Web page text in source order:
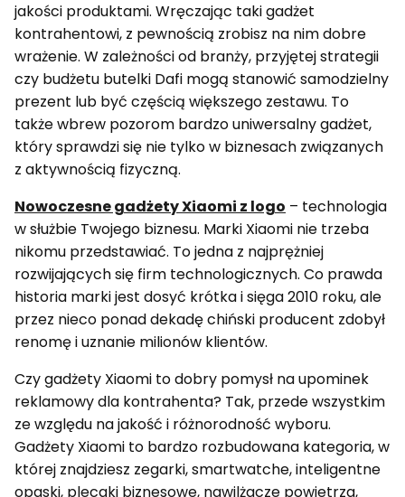
jakości produktami. Wręczając taki gadżet
kontrahentowi, z pewnością zrobisz na nim dobre
wrażenie. W zależności od branży, przyjętej strategii
czy budżetu butelki Dafi mogą stanowić samodzielny
prezent lub być częścią większego zestawu. To
także wbrew pozorom bardzo uniwersalny gadżet,
który sprawdzi się nie tylko w biznesach związanych
z aktywnością fizyczną.
Nowoczesne gadżety Xiaomi z logo – technologia
w służbie Twojego biznesu. Marki Xiaomi nie trzeba
nikomu przedstawiać. To jedna z najprężniej
rozwijających się firm technologicznych. Co prawda
historia marki jest dosyć krótka i sięga 2010 roku, ale
przez nieco ponad dekadę chiński producent zdobył
renomę i uznanie milionów klientów.
Czy gadżety Xiaomi to dobry pomysł na upominek
reklamowy dla kontrahenta? Tak, przede wszystkim
ze względu na jakość i różnorodność wyboru.
Gadżety Xiaomi to bardzo rozbudowana kategoria, w
której znajdziesz zegarki, smartwatche, inteligentne
opaski, plecaki biznesowe, nawilżacze powietrza,